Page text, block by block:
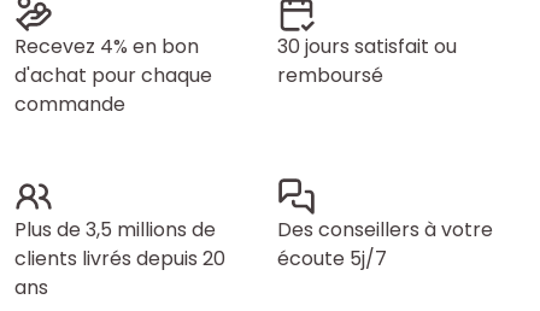
Recevez 4% en bon
d'achat pour chaque
commande
30 jours satisfait ou
remboursé
Plus de 3,5 millions de
clients livrés depuis 20
ans
Des conseillers à votre
écoute 5j/7